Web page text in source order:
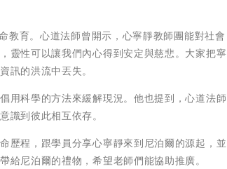
教育。心道法師曾開示，心寧靜教師團能對社會
靈性可以讓我們內心得到安定與慈悲。大家把寧
訊的洪流中丟失。
用科學的方法來緩解現況。他也提到，心道法師
識到彼此相互依存。
歷程，跟學員分享心寧靜來到尼泊爾的源起，並
尼泊爾的禮物，希望老師們能協助推廣。